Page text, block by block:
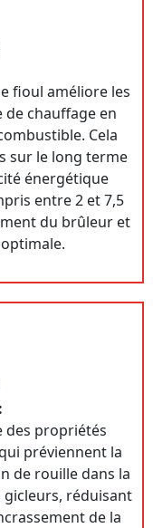
fioul améliore les
chauffage en
Cela
sur le long terme
énergétique
entre 2 et 7,5
du brûleur et
des propriétés
préviennent la
de rouille dans la
gicleurs, réduisant
de la